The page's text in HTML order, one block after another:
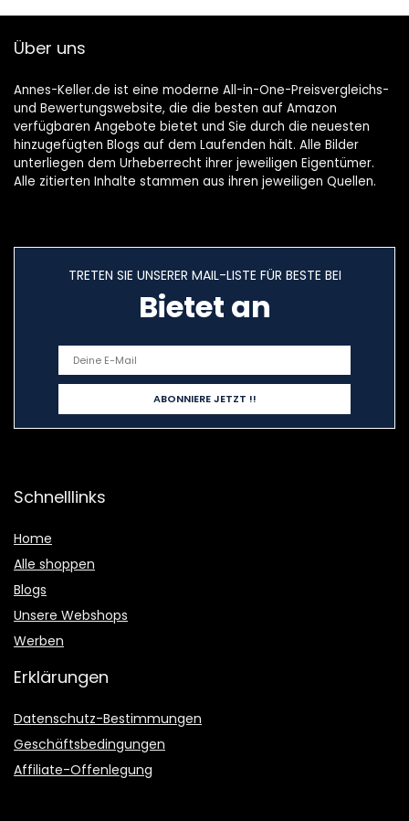
Über uns
Annes-Keller.de ist eine moderne All-in-One-Preisvergleichs-
und Bewertungswebsite, die die besten auf Amazon
verfügbaren Angebote bietet und Sie durch die neuesten
hinzugefügten Blogs auf dem Laufenden hält. Alle Bilder
unterliegen dem Urheberrecht ihrer jeweiligen Eigentümer.
Alle zitierten Inhalte stammen aus ihren jeweiligen Quellen.
TRETEN SIE UNSERER MAIL-LISTE FÜR BESTE BEI
Bietet an
Schnelllinks
Home
Alle shoppen
Blogs
Unsere Webshops
Werben
Erklärungen
Datenschutz-Bestimmungen
Geschäftsbedingungen
Affiliate-Offenlegung